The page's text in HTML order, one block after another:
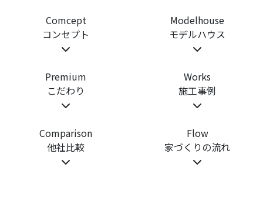
Comcept
コンセプト
Modelhouse
モデルハウス
Premium
こだわり
Works
施工事例
Comparison
他社比較
Flow
家づくりの流れ